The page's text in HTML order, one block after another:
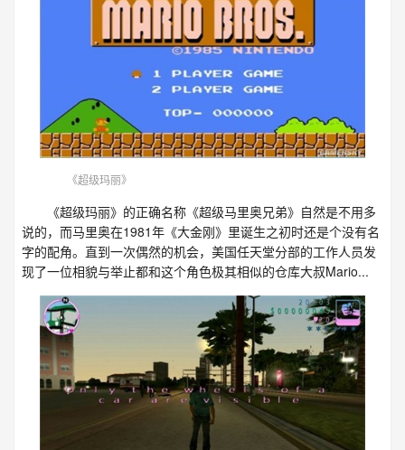
《超级玛丽》
《超级玛丽》的正确名称《超级马里奥兄弟》自然是不用多
说的，而马里奥在1981年《大金刚》里诞生之初时还是个没有名
字的配角。直到一次偶然的机会，美国任天堂分部的工作人员发
现了一位相貌与举止都和这个角色极其相似的仓库大叔Mario...